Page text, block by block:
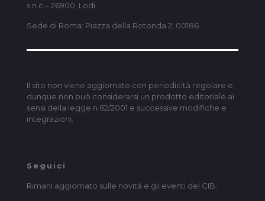
s.n.c – 26900, Lodi
Sede di Roma: Piazza della Rotonda 2, 00186
Il sito non viene aggiornato con periodicità regolare e
dunque non può considerarsi un prodotto editoriale ai
sensi della legge n.62/2001 e successive modifiche e
integrazioni.
Seguici
Rimani aggiornato sulle novità e gli eventi del CIB: